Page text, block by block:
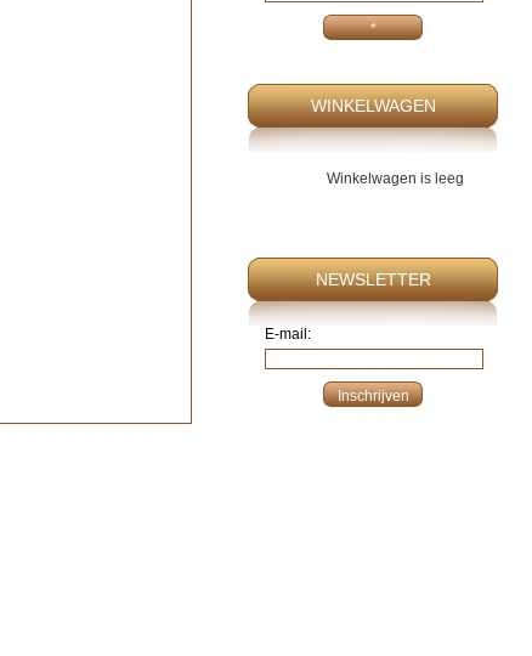
WINKELWAGEN
Winkelwagen is leeg
NEWSLETTER
E-mail: